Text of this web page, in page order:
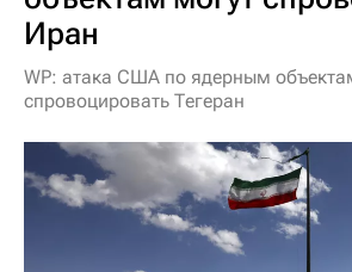
Иран
WP: атака США по ядерным
спровоцировать Тегеран